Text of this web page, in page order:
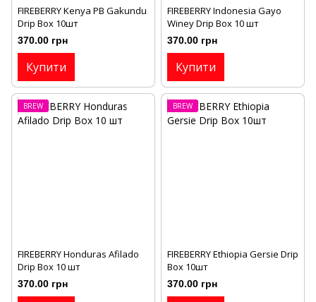
FIREBERRY Kenya PB Gakundu
Drip Box 10шт
370.00 грн
Купити
FIREBERRY Indonesia Gayo
Winey Drip Box 10 шт
370.00 грн
Купити
BREW
FIREBERRY Honduras Afilado
Drip Box 10 шт
370.00 грн
BREW
FIREBERRY Ethiopia Gersie Drip
Box 10шт
370.00 грн